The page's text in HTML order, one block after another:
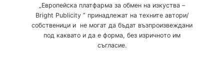
„Европейска платфарма за обмен на изкуства –
Bright Publicity ” принадлежат на техните автори/
собственици и не могат да бъдат възпроизвеждани
под каквато и да е форма, без изричното им
съгласие.